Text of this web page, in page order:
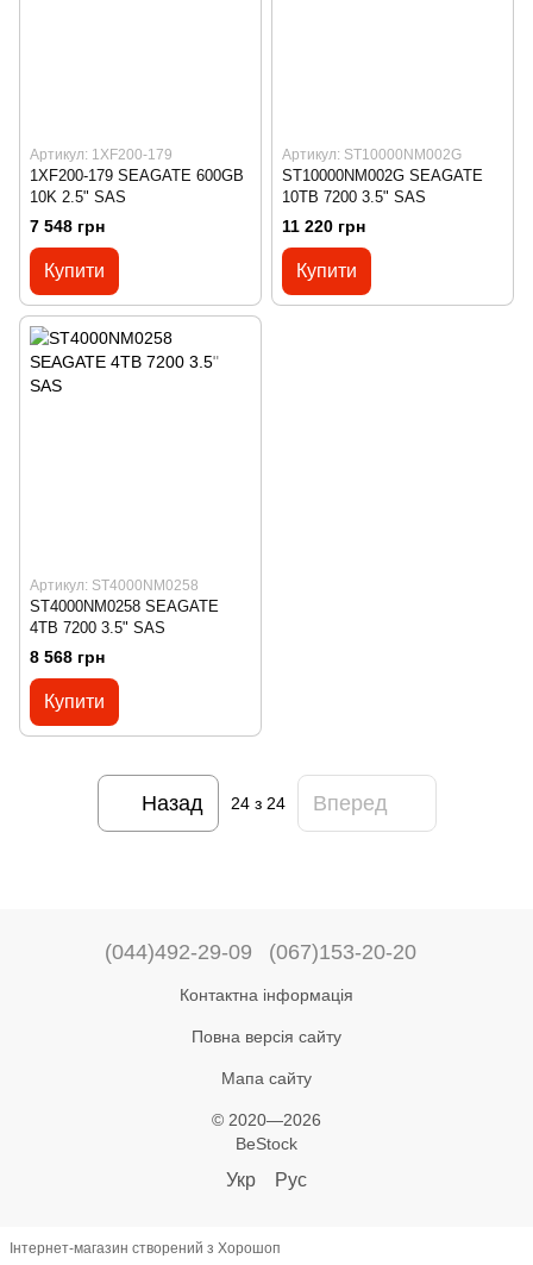
Артикул: 1XF200-179
1XF200-179 SEAGATE 600GB
10K 2.5" SAS
7 548 грн
Купити
Артикул: ST10000NM002G
ST10000NM002G SEAGATE
10TB 7200 3.5" SAS
11 220 грн
Купити
Артикул: ST4000NM0258
ST4000NM0258 SEAGATE
4TB 7200 3.5" SAS
8 568 грн
Купити
Назад 24з 24 Вперед
(044)492-29-09 (067)153-20-20
Контактна інформація
Повна версія сайту
Мапа сайту
© 2020—2026
BeStock
Укр Рус
Інтернет-магазин створений з Хорошоп